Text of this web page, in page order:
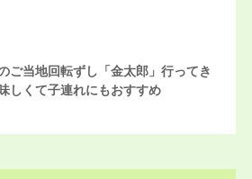
ご当地回転ずし「金太郎」行ってき
しくて子連れにもおすすめ